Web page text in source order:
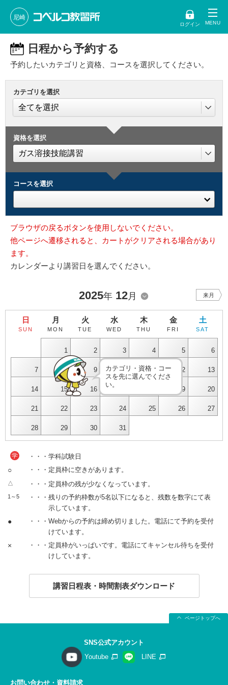
尼崎
ログイン
日程から予約する
予約したいカテゴリと資格、コースを選択してください。
カテゴリを選択
資格を選択
コースを選択
ブラウザの戻るボタンを使用しないでください。
他ページへ遷移されると、カートがクリアされる場合があり
ます。
カレンダーより講習日を選んでください。
2025年 12月 来月
日
SUN
月
MON
火
TUE
水
WED
木
THU
金
FRI
土
SAT
1 2 3 4 5 6
7 8 9 10 11 12 13
14 15 16 19 20
21 22 23 24 25 26 27
28 29 30 31
カテゴリ・資格・コー
スを先に選んでくださ
い。
学 ・・・学科試験日
○ ・・・定員枠に空きがあります。
△ ・・・定員枠の残が少なくなっています。
1～5
・・・残りの予約枠数が5名以下になると、残数を数字にて表
示しています。
●
・・・Webからの予約は締め切りました。電話にて予約を受付
けています。
×
・・・定員枠がいっぱいです。電話にてキャンセル待ちを受付
けしています。
講習日程表・時間割表ダウンロード
ページトップへ
SNS公式アカウント
Youtube
LINE
お問い合わせ・資料請求